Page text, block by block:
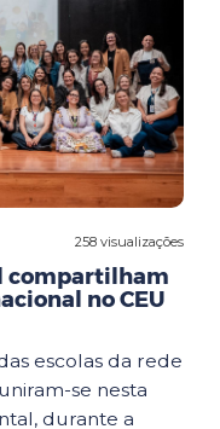
258 visualizações
compartilham
no CEU
escolas da rede
se nesta
durante a